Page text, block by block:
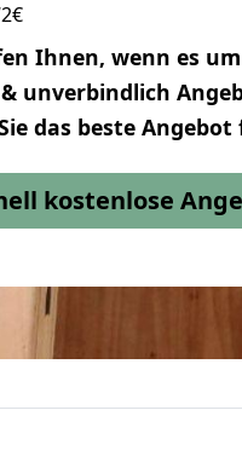
Ihnen, wenn es
unverbindlich
das beste
kostenlose